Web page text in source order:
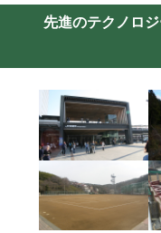
先進のテクノロ